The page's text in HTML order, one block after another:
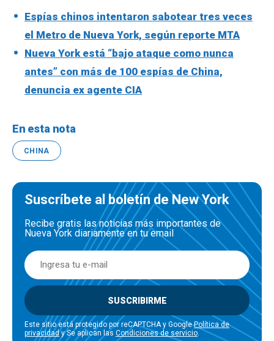
Espías chinos intentaron sabotear tres veces
el Metro de Nueva York, según reporte MTA
Nueva York está “bajo ataque como nunca
antes” con más de 100 espías de China,
denuncia ex agente CIA
En esta nota
CHINA
Suscríbete al boletín de New York
Recibe gratis las noticias más importantes de
Nueva York diariamente en tu email
SUSCRIBIRME
Este sitio está protegido por reCAPTCHA y GooglePolítica de
privacidady Se aplican las Condiciones de servicio.